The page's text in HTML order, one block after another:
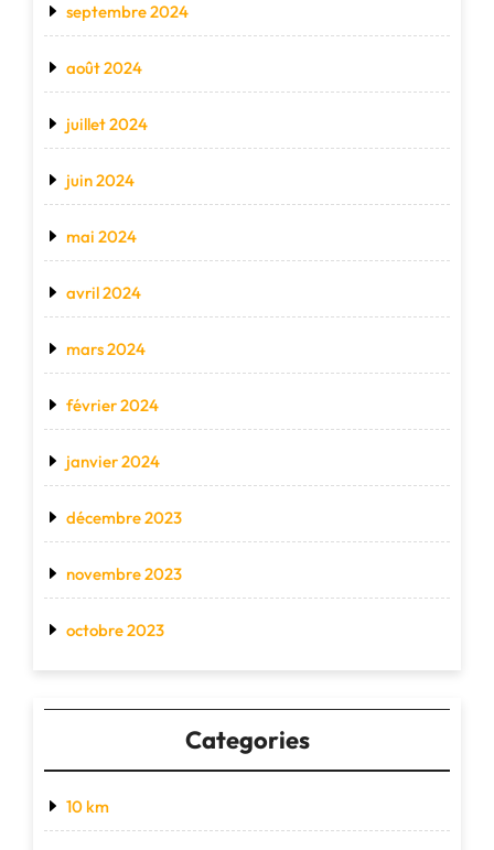
septembre 2024
août 2024
juillet 2024
juin 2024
mai 2024
avril 2024
mars 2024
février 2024
janvier 2024
décembre 2023
novembre 2023
octobre 2023
Categories
10 km